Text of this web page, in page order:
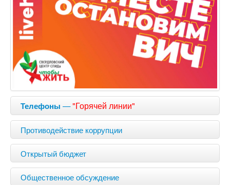
Телефоны —"Горячей линии"
Противодействие коррупции
Открытый бюджет
Общественное обсуждение